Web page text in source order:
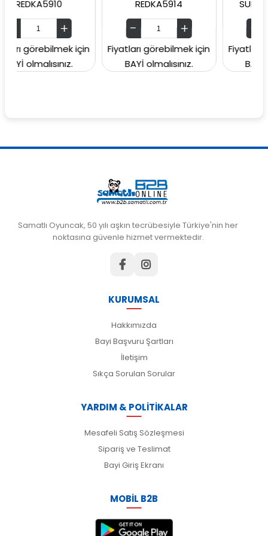
için
REDKA5914
Fiyatları görebilmek için
BAYİ olmalısınız.
Fiyatları
BAYİ
Samatlı Oyuncak, 50 yılı aşkın tecrübesiyle Türkiye'nin her
noktasına güvenle hizmet vermektedir.
KURUMSAL
Hakkımızda
Bayi Başvuru Şartları
İletişim
Sıkça Sorulan Sorular
YARDIM & POLİTİKALAR
Mesafeli Satış Sözleşmesi
Sipariş ve Teslimat
Bayi Giriş Ekranı
MOBİL B2B